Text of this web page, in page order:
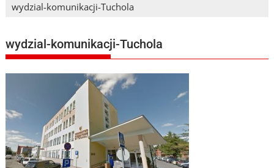
wydzial-komunikacji-Tuchola
wydzial-komunikacji-Tuchola